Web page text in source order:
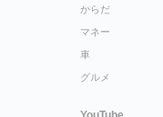
からだ
マネー
車
グルメ